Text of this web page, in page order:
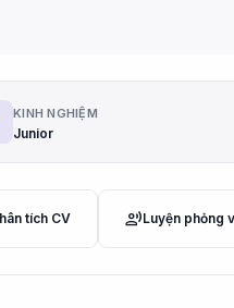
KINH NGHIỆM
Junior
tích CV record_voice_overLuyện phỏng